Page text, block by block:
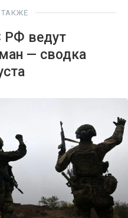
ТАКЖЕ
РФ ведут
— сводка